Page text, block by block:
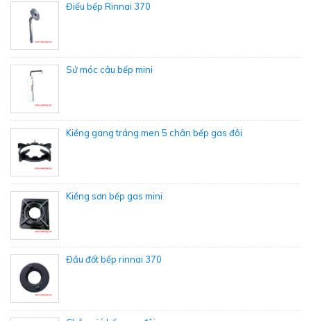
Điếu bếp Rinnai 370
Sứ móc câu bếp mini
Kiềng gang tráng.men 5 chân bếp gas đôi
Kiềng sơn bếp gas mini
Đầu đốt bếp rinnai 370